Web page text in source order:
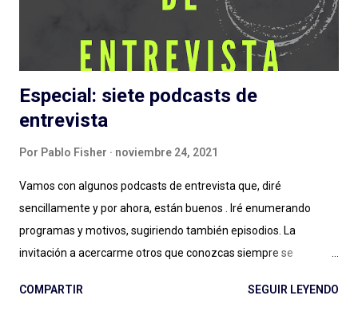
pandemia en la vida, primero, y del tema en general) en cuanto
Especial: siete podcasts de
entrevista
Por Pablo Fisher noviembre 24, 2021
Vamos con algunos podcasts de entrevista que, diré
sencillamente y por ahora, están buenos . Iré enumerando
programas y motivos, sugiriendo también episodios. La
invitación a acercarme otros que conozcas siempre se
se puede llegar a un podcast por la persona entrevistada, por
COMPARTIR SEGUIR LEYENDO